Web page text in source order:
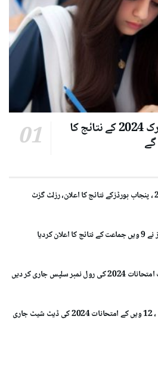
پنجاب، تعلیمی بورڈزمیٹرک 2024 کے نتائج کا
کردیا
سلپس جاری کر دیں
فیڈرل بورڈ نے 11 ویں ، 12 ویں کے امتحانات 2024 کی ڈیٹ شیٹ جاری